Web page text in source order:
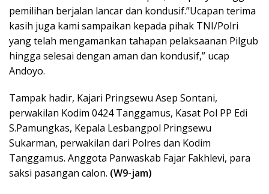
pemilihan berjalan lancar dan kondusif.”Ucapan terima
kasih juga kami sampaikan kepada pihak TNI/Polri
yang telah mengamankan tahapan pelaksaanan Pilgub
hingga selesai dengan aman dan kondusif,” ucap
Andoyo.
Tampak hadir, Kajari Pringsewu Asep Sontani,
perwakilan Kodim 0424 Tanggamus, Kasat Pol PP Edi
S.Pamungkas, Kepala Lesbangpol Pringsewu
Sukarman, perwakilan dari Polres dan Kodim
Tanggamus. Anggota Panwaskab Fajar Fakhlevi, para
saksi pasangan calon. (W9-jam)